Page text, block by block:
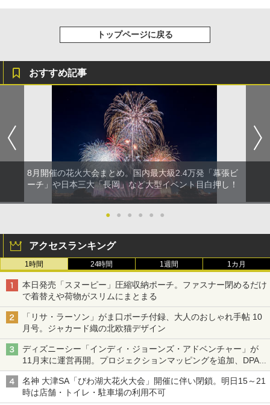
トップページに戻る
おすすめ記事
8月開催の花火大会まとめ。国内最大級2.4万発「幕張ビ
ーチ」や日本三大「長岡」など大型イベント目白押し！
● ● ● ● ● ●
アクセスランキング
1時間 24時間 1週間 1カ月
本日発売「スヌーピー」圧縮収納ポーチ。ファスナー閉めるだけ
で着替えや荷物がスリムにまとまる
「リサ・ラーソン」がま口ポーチ付録、大人のおしゃれ手帖 10
月号。ジャカード織の北欧猫デザイン
ディズニーシー「インディ・ジョーンズ・アドベンチャー」が
11月末に運営再開。プロジェクションマッピングを追加、DPA
は1500円
名神 大津SA「びわ湖大花火大会」開催に伴い閉鎖。明日15～21
時は店舗・トイレ・駐車場の利用不可